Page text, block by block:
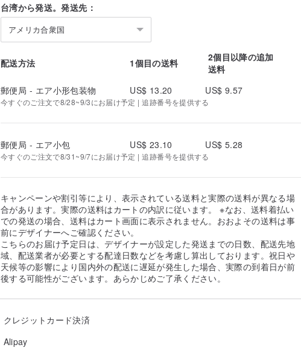
台湾から発送。発送先：
アメリカ合衆国
配送方法 1個目の送料
2個目以降の追加
送料
郵便局 - エア小形包装物
US$ 13.20 US$ 9.57
今すぐのご注文で8/28~9/3にお届け予定 | 追跡番号を提供する
郵便局 - エア小包 US$ 23.10 US$ 5.28
今すぐのご注文で8/31~9/7にお届け予定 | 追跡番号を提供する
キャンペーンや割引等により、表示されている送料と実際の送料が異なる場
合があります。実際の送料はカートの内訳に従います。 ※なお、送料着払い
での発送の場合、送料はカート画面に表示されません。おおよその送料は事
前にデザイナーへご確認ください。
こちらのお届け予定日は、デザイナーが設定した発送までの日数、配送先地
域、配送業者が必要とする配達日数などを考慮し算出しております。祝日や
天候等の影響により国内外の配送に遅延が発生した場合、実際の到着日が前
後する可能性がございます。あらかじめご了承ください。
クレジットカード決済
Alipay